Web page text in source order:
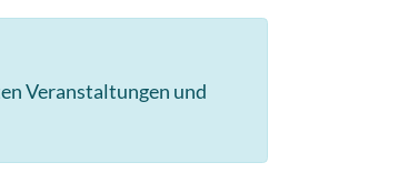
Veranstaltungen und